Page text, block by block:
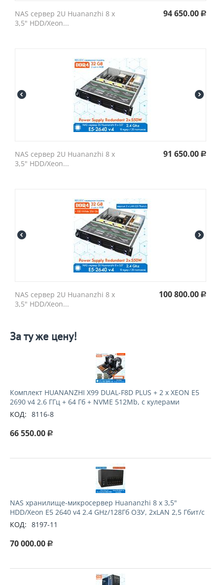
NAS сервер 2U Huananzhi 8 х
3,5" HDD/Xeon...
94 650.00 Р
NAS сервер 2U Huananzhi 8 х
3,5" HDD/Xeon...
91 650.00 Р
NAS сервер 2U Huananzhi 8 х
3,5" HDD/Xeon...
100 800.00 Р
За ту же цену!
Комплект HUANANZHI X99 DUAL-F8D PLUS + 2 х XEON E5
2690 v4 2.6 ГГц + 64 Гб + NVME 512Mb, с кулерами
КОД: 8116-8
66 550.00 Р
NAS хранилище-микросервер Huananzhi 8 х 3,5"
HDD/Xeon E5 2640 v4 2.4 GHz/128Гб ОЗУ, 2xLAN 2,5 Гбит/с
КОД: 8197-11
70 000.00 Р